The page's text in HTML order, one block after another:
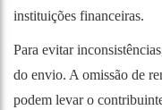
instituições financeiras.
Para evitar
do envio. A omissão de
podem levar o